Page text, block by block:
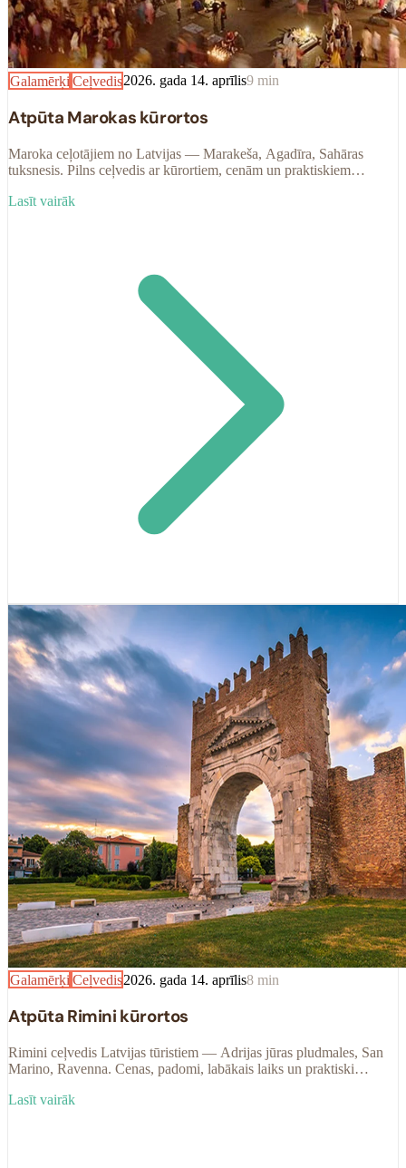
Galamērķi Ceļvedis2026. gada 14. aprīlis9 min
Atpūta Marokas kūrortos
Maroka ceļotājiem no Latvijas — Marakeša, Agadīra, Sahāras
tuksnesis. Pilns ceļvedis ar kūrortiem, cenām un praktiskiem
Lasīt vairāk
Galamērķi Ceļvedis2026. gada 14. aprīlis8 min
Atpūta Rimini kūrortos
Rimini ceļvedis Latvijas tūristiem — Adrijas jūras pludmales, San
Marino, Ravenna. Cenas, padomi, labākais laiks un praktiski
Lasīt vairāk